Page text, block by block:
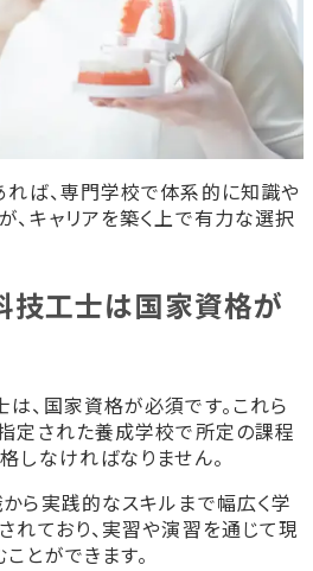
ば、専門学校で体系的に知識や
、キャリアを築く上で有力な選択
技工士は国家資格が
、国家資格が必須です。これら
定された養成学校で所定の課程
しなければなりません。
ら実践的なスキルまで幅広く学
れており、実習や演習を通じて現
とができます。